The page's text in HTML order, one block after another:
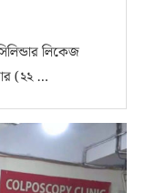
লিকেজ
(২২ …